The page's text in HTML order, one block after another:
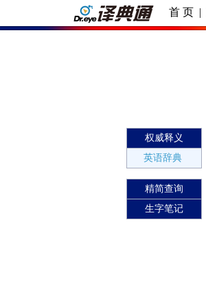
首 页 |
权威释义
英语辞典
精简查询
生字笔记